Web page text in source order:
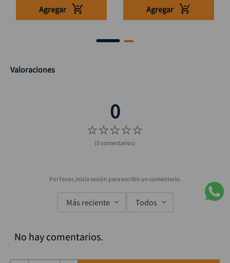
Agregar Agregar
Valoraciones
☆☆☆☆☆
(0 comentarios)
Más reciente Todos
No hay comentarios.